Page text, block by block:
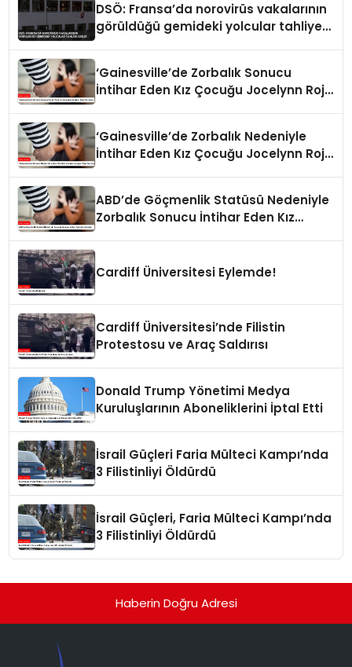
DSÖ: Fransa’da norovirüs vakalarının
görüldüğü gemideki yolcular tahliye
‘Gainesville’de Zorbalık Sonucu
İntihar Eden Kız Çocuğu Jocelynn Rojo
‘Gainesville’de Zorbalık Nedeniyle
İntihar Eden Kız Çocuğu Jocelynn Rojo
ABD’de Göçmenlik Statüsü Nedeniyle
Zorbalık Sonucu İntihar Eden Kız
Cardiff Üniversitesi Eylemde!
Cardiff Üniversitesi’nde Filistin
Protestosu ve Araç Saldırısı
Donald Trump Yönetimi Medya
Kuruluşlarının Aboneliklerini İptal Etti
İsrail Güçleri Faria Mülteci Kampı’nda
3 Filistinliyi Öldürdü
İsrail Güçleri, Faria Mülteci Kampı’nda
3 Filistinliyi Öldürdü
Haberin Doğru Adresi